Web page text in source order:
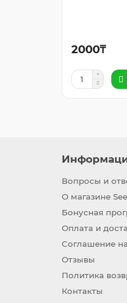
2000₸
Вопросы и
О магазине
Бонусная
Оплата и
Соглашение
Отзывы
Политика
Контакты